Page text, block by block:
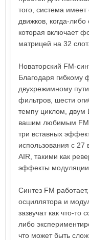
того, система
движков, когда-
которая включает
матрицей на 32
Новаторский FM-
Благодаря гибкому
двухрежимному
фильтров, шести
темпу циклом, двум
вашим любимым FM-
три вставных
использования с
AIR, такими как
эффекты модуляции
Синтез FM
осциллятора и
зазвучат как что-то
либо
что может быть